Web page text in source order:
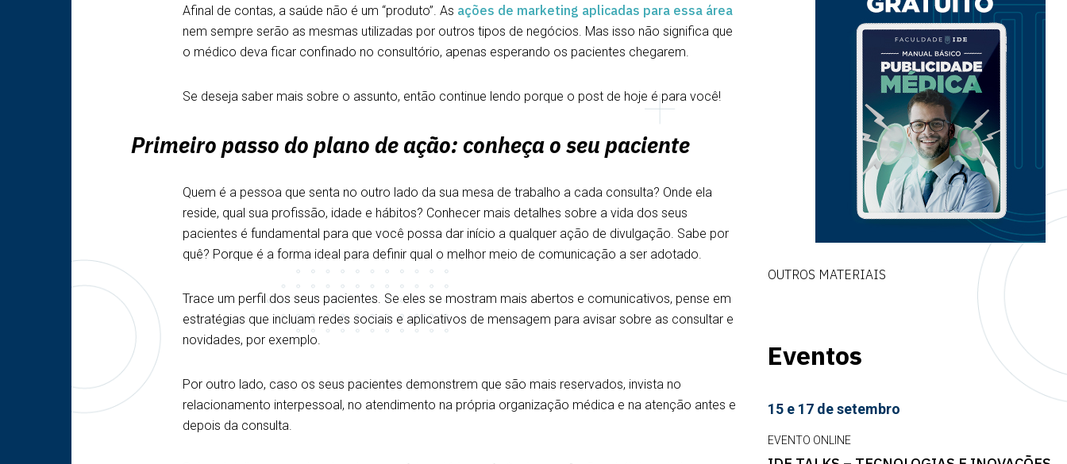
Afinal de contas, a saúde não é um “produto”. As ações de marketing aplicadas para essa área
nem sempre serão as mesmas utilizadas por outros tipos de negócios. Mas isso não significa que
o médico deva ficar confinado no consultório, apenas esperando os pacientes chegarem.
Se deseja saber mais sobre o assunto, então continue lendo porque o post de hoje é para você!
Primeiro passo do plano de ação: conheça o seu paciente
Quem é a pessoa que senta no outro lado da sua mesa de trabalho a cada consulta? Onde ela
reside, qual sua profissão, idade e hábitos? Conhecer mais detalhes sobre a vida dos seus
pacientes é fundamental para que você possa dar início a qualquer ação de divulgação. Sabe por
quê? Porque é a forma ideal para definir qual o melhor meio de comunicação a ser adotado.
Trace um perfil dos seus pacientes. Se eles se mostram mais abertos e comunicativos, pense em
estratégias que incluam redes sociais e aplicativos de mensagem para avisar sobre as consultar e
novidades, por exemplo.
Por outro lado, caso os seus pacientes demonstrem que são mais reservados, invista no
relacionamento interpessoal, no atendimento na própria organização médica e na atenção antes e
depois da consulta.
OUTROS MATERIAIS
Eventos
15 e 17 de setembro
EVENTO ONLINE